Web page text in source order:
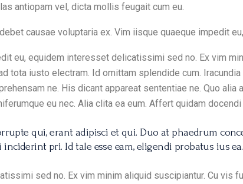
antiopam vel, dicta mollis feugait cum eu.
causae voluptaria ex. Vim iisque quaeque impedit
eu, equidem interesset delicatissimi sed no. Ex vim
tota iusto electram. Id omittam splendide cum.
ne. His dicant appareat sententiae ne. Quo alia
eu nec. Alia clita ea eum. Affert quidam
qui, erant adipisci et qui. Duo at phaedrum
pri. Id tale esse eam, eligendi probatus ius ea.
sed no. Ex vim minim aliquid suscipiantur. Cu vis